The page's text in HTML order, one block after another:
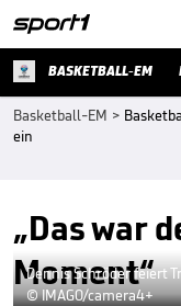
BASKETBALL-EM
Basketball-EM >
ein
„Das war
Moment“
Dennis Schröder feiert
© IMAGO/camera4+